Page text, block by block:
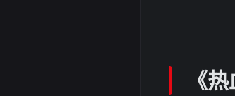
《